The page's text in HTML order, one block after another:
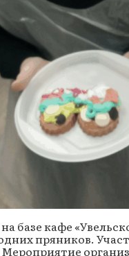
базе кафе
пряников.